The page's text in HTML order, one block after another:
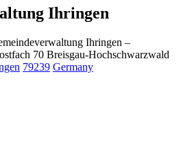
Ihringen
Ihringen –
70 Breisgau-Hochschwarzwald
79239 Germany